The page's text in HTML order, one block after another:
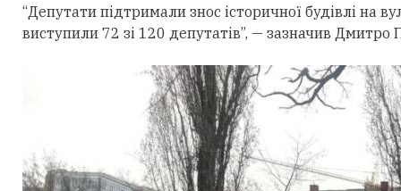
“Депутати підтримали знос історичної будівлі на
виступили 72 зі 120 депутатів”, — зазначив Дмитро